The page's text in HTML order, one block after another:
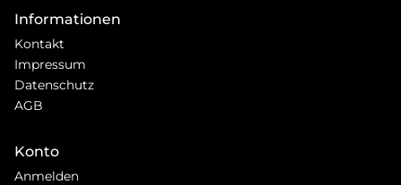
Informationen
Kontakt
Impressum
Datenschutz
AGB
Konto
Anmelden